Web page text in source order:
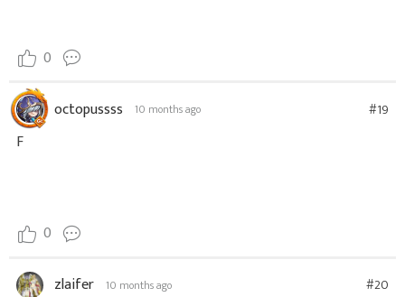
0
octopussss 10 months ago #19
F
0
zlaifer 10 months ago #20